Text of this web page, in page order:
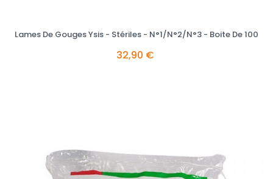
Lames De Gouges Ysis - Stériles - N°1/N°2/N°3 - Boite De 100
32,90 €